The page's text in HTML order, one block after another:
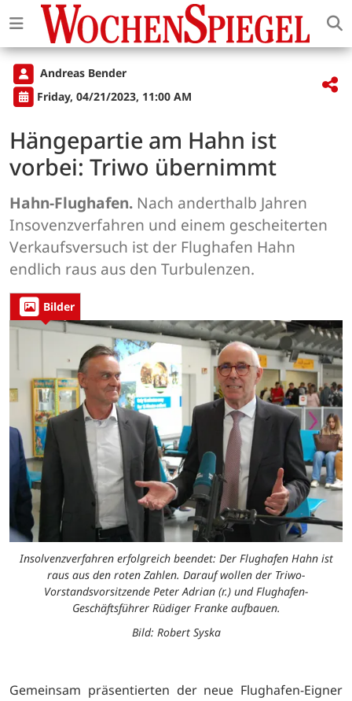
Andreas Bender
Friday, 04/21/2023, 11:00 AM
Hängepartie am Hahn ist
vorbei: Triwo übernimmt
Hahn-Flughafen. Nach anderthalb Jahren
Insovenzverfahren und einem gescheiterten
Verkaufsversuch ist der Flughafen Hahn
endlich raus aus den Turbulenzen.
Bilder
Insolvenzverfahren erfolgreich beendet: Der Flughafen Hahn ist
raus aus den roten Zahlen. Darauf wollen der Triwo-
Vorstandsvorsitzende Peter Adrian (r.) und Flughafen-
Geschäftsführer Rüdiger Franke aufbauen.
Bild: Robert Syska
Gemeinsam präsentierten der neue Flughafen-Eigner